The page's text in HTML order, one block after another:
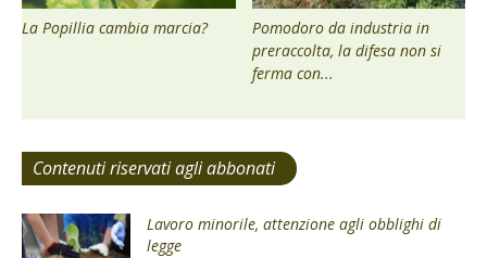
La Popillia cambia marcia?
Pomodoro da industria in
preraccolta, la difesa non si
ferma con...
Contenuti riservati agli abbonati
Lavoro minorile, attenzione agli obblighi di
legge